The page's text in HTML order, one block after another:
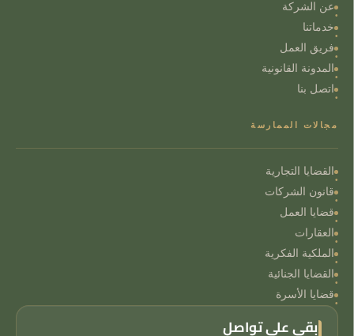
عن الشركة
خدماتنا
فريق العمل
المدونة القانونية
اتصل بنا
مجالات الممارسة
القضايا التجارية
قانون الشركات
قضايا العمل
العقارات
الملكية الفكرية
القضايا الجنائية
قضايا الأسرة
ابقى على تواصل